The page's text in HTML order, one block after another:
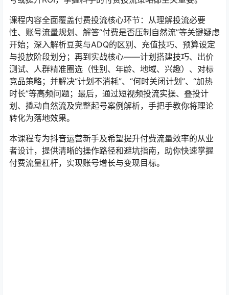
课程内容全面覆盖付费投流核心环节：从理解投流必要
性、账号流量规划、解答“付费是否压制自然流”等关键疑虑
开始；深入解析豆荚与ADQ的区别、充值技巧、预算设定
与投放阶段划分；再到实战核心——计划搭建技巧、出价
测试、人群精准圈选（性别、年龄、地域、兴趣）、对标
竞品策略；并解决“计划不消耗”、“何时关闭计划”、“加热
时长”等高频问题；最后，通过短视频投流实操、叠投计
划、撬动自然流及完整起号案例解析，手把手教你将理论
转化为落地效果。
本课程专为抖音运营新手及希望提升付费流量效率的从业
者设计，提供清晰的操作路径和避坑指南，助你快速掌握
付费流量杠杆，实现账号增长与变现目标。